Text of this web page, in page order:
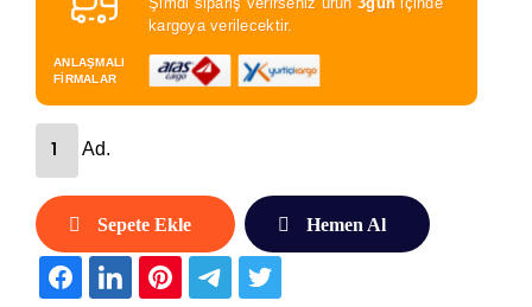
kargoya verilecektir.
ANLAŞMALI
FİRMALAR
Ad.
Sepete Ekle Hemen Al